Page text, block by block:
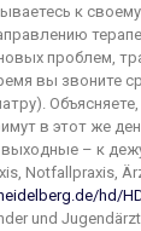
к
проблем,
вы звоните
в этот же
– к
Notfallpraxis,
hd/
und